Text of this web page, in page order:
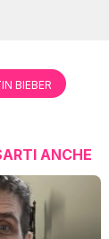
BIEBER
ANCHE